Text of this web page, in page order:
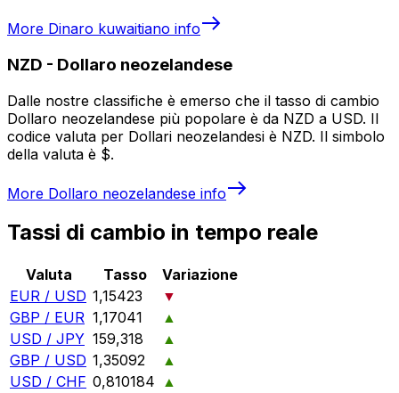
More Dinaro kuwaitiano info
NZD - Dollaro neozelandese
Dalle nostre classifiche è emerso che il tasso di cambio
Dollaro neozelandese più popolare è da NZD a USD. Il
codice valuta per Dollari neozelandesi è NZD. Il simbolo
della valuta è $.
More Dollaro neozelandese info
Tassi di cambio in tempo reale
Valuta Tasso
Variazione
EUR / USD 1,15423
▼
GBP / EUR 1,17041
▲
USD / JPY 159,318
▲
GBP / USD 1,35092
▲
USD / CHF 0,810184 ▲